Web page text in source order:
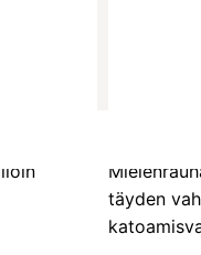
täyden